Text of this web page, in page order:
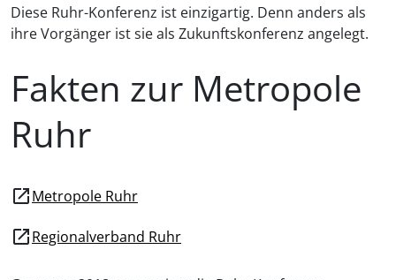
Diese Ruhr-Konferenz ist einzigartig. Denn anders als
ihre Vorgänger ist sie als Zukunftskonferenz angelegt.
Fakten zur Metropole
Ruhr
open_in_newMetropole Ruhr
open_in_newRegionalverband Ruhr